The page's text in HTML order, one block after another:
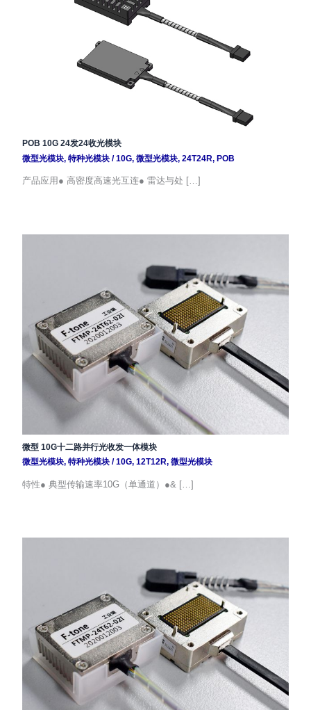
POB 10G 24发24收光模块
微型光模块, 特种光模块/10G, 微型光模块, 24T24R, POB
产品应用● 高密度高速光互连● 雷达与处 […]
微型 10G十二路并行光收发一体模块
微型光模块, 特种光模块/10G, 12T12R, 微型光模块
特性● 典型传输速率10G（单通道）●& […]